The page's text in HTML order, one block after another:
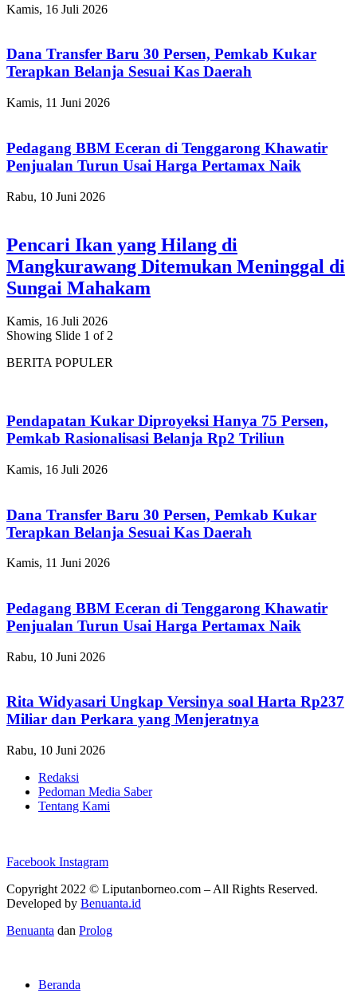
Kamis, 16 Juli 2026
Dana Transfer Baru 30 Persen, Pemkab Kukar
Terapkan Belanja Sesuai Kas Daerah
Kamis, 11 Juni 2026
Pedagang BBM Eceran di Tenggarong Khawatir
Penjualan Turun Usai Harga Pertamax Naik
Rabu, 10 Juni 2026
Pencari Ikan yang Hilang di
Mangkurawang Ditemukan Meninggal di
Sungai Mahakam
Kamis, 16 Juli 2026
Showing Slide 1 of 2
BERITA POPULER
Pendapatan Kukar Diproyeksi Hanya 75 Persen,
Pemkab Rasionalisasi Belanja Rp2 Triliun
Kamis, 16 Juli 2026
Dana Transfer Baru 30 Persen, Pemkab Kukar
Terapkan Belanja Sesuai Kas Daerah
Kamis, 11 Juni 2026
Pedagang BBM Eceran di Tenggarong Khawatir
Penjualan Turun Usai Harga Pertamax Naik
Rabu, 10 Juni 2026
Rita Widyasari Ungkap Versinya soal Harta Rp237
Miliar dan Perkara yang Menjeratnya
Rabu, 10 Juni 2026
Redaksi
Pedoman Media Saber
Tentang Kami
Facebook Instagram
Copyright 2022 © Liputanborneo.com – All Rights Reserved.
Developed by Benuanta.id
Benuanta dan Prolog
Beranda